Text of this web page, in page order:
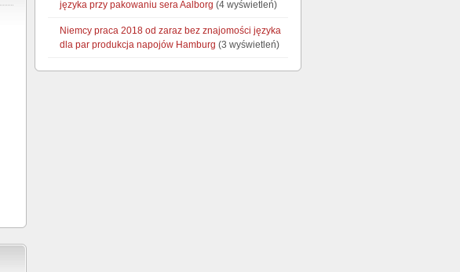
języka przy pakowaniu sera Aalborg (4 wyświetleń)
Niemcy praca 2018 od zaraz bez znajomości języka
dla par produkcja napojów Hamburg (3 wyświetleń)